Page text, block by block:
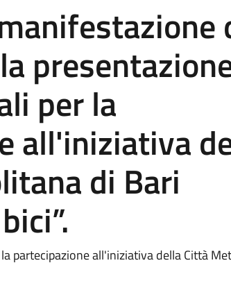
per la
all'iniziativa
di Bari
partecipazione all'iniziativa della Città